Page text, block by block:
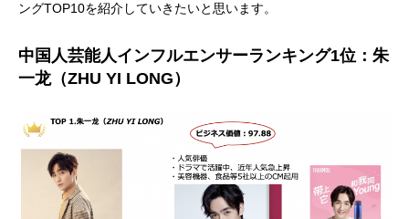
ングTOP10を紹介していきたいと思います。
中国人芸能人インフルエンサーランキング1位：朱
一龙（ZHU YI LONG）